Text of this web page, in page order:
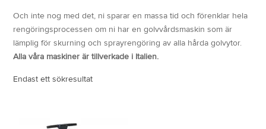
Och inte nog med det, ni sparar en massa tid och förenklar hela
rengöringsprocessen om ni har en golvvårdsmaskin som är
lämplig för skurning och sprayrengöring av alla hårda golvytor.
Alla våra maskiner är tillverkade i Italien.
Endast ett sökresultat